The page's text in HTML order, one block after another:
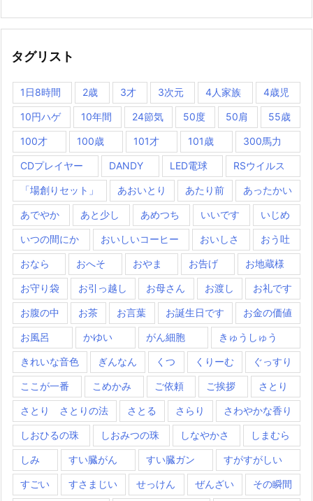
タグリスト
1日8時間 2歳 3才 3次元 4人家族 4歳児
10円ハゲ 10年間 24節気 50度 50肩 55歳
100才 100歳 101才 101歳 300馬力
CDプレイヤー DANDY LED電球 RSウイルス
「場創りセット」 あおいとり あたり前 あったかい
あでやか あと少し あめつち いいです いじめ
いつの間にか おいしいコーヒー おいしさ おう吐
おなら おへそ おやま お告げ お地蔵様
お守り袋 お引っ越し お母さん お渡し お礼です
お腹の中 お茶 お言葉 お誕生日です お金の価値
お風呂 かゆい がん細胞 きゅうしゅう
きれいな音色 ぎんなん くつ くりーむ ぐっすり
ここが一番 こめかみ ご依頼 ご挨拶 さとり
さとり さとりの法 さとる さらり さわやかな香り
しおひるの珠 しおみつの珠 しなやかさ しまむら
しみ すい臓がん すい臓ガン すがすがしい
すごい すさまじい せっけん ぜんざい その瞬間